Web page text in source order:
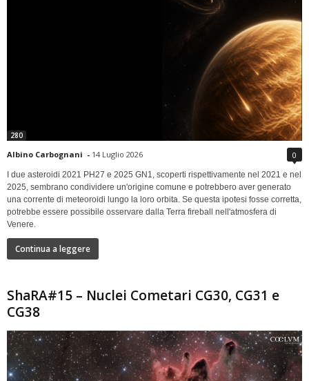
280
Albino Carbognani - 14 Luglio 2026 0
I due asteroidi 2021 PH27 e 2025 GN1, scoperti rispettivamente nel 2021 e nel
2025, sembrano condividere un'origine comune e potrebbero aver generato
una corrente di meteoroidi lungo la loro orbita. Se questa ipotesi fosse corretta,
potrebbe essere possibile osservare dalla Terra fireball nell'atmosfera di
Venere.
Continua a leggere
ShaRA#15 – Nuclei Cometari CG30, CG31 e
CG38